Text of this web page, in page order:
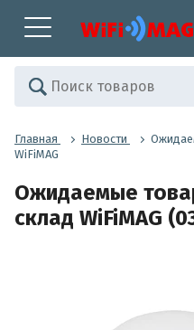
Главная Новости
WiFiMAG
Ожидаемые
склад WiFiMAG